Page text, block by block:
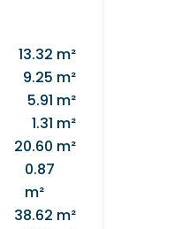
13.32 m²
9.25 m²
5.91 m²
1.31 m²
20.60 m²
0.87
m²
38.62 m²